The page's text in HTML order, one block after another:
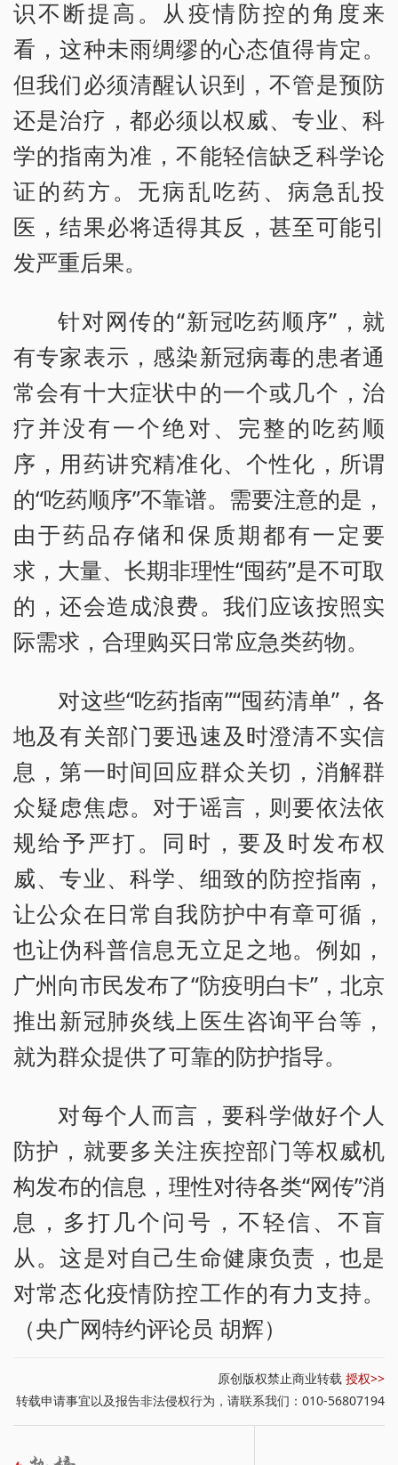
识不断提高。从疫情防控的角度来
看，这种未雨绸缪的心态值得肯定。
但我们必须清醒认识到，不管是预防
还是治疗，都必须以权威、专业、科
学的指南为准，不能轻信缺乏科学论
证的药方。无病乱吃药、病急乱投
医，结果必将适得其反，甚至可能引
发严重后果。
针对网传的“新冠吃药顺序”，就
有专家表示，感染新冠病毒的患者通
常会有十大症状中的一个或几个，治
疗并没有一个绝对、完整的吃药顺
序，用药讲究精准化、个性化，所谓
的“吃药顺序”不靠谱。需要注意的是，
由于药品存储和保质期都有一定要
求，大量、长期非理性“囤药”是不可取
的，还会造成浪费。我们应该按照实
际需求，合理购买日常应急类药物。
对这些“吃药指南”“囤药清单”，各
地及有关部门要迅速及时澄清不实信
息，第一时间回应群众关切，消解群
众疑虑焦虑。对于谣言，则要依法依
规给予严打。同时，要及时发布权
威、专业、科学、细致的防控指南，
让公众在日常自我防护中有章可循，
也让伪科普信息无立足之地。例如，
广州向市民发布了“防疫明白卡”，北京
推出新冠肺炎线上医生咨询平台等，
就为群众提供了可靠的防护指导。
对每个人而言，要科学做好个人
防护，就要多关注疾控部门等权威机
构发布的信息，理性对待各类“网传”消
息，多打几个问号，不轻信、不盲
从。这是对自己生命健康负责，也是
对常态化疫情防控工作的有力支持。
（央广网特约评论员 胡辉）
原创版权禁止商业转载 授权>>
转载申请事宜以及报告非法侵权行为，请联系我们：010-56807194